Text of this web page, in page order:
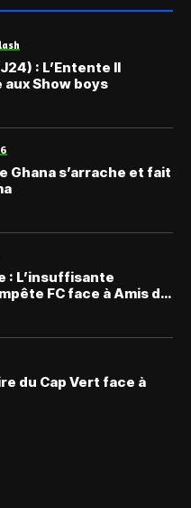
: L’Entente II
Show boys
Ghana s’arrache et fait
: L’insuffisante
FC face à Amis du
du Cap Vert face à